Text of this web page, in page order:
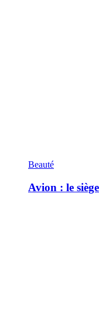
Beauté
Avion : le